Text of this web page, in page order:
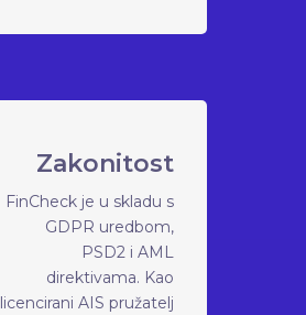
Zakonitost
FinCheck je u skladu s
GDPR uredbom,
PSD2 i AML
direktivama. Kao
licencirani AIS pružatelj